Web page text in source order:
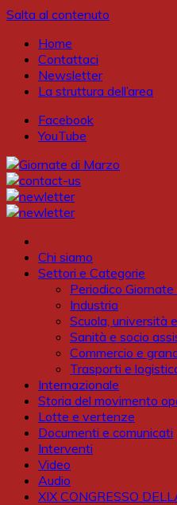
Salta al contenuto
Home
Contattaci
Newsletter
La struttura dell’area
Facebook
YouTube
Chi siamo
Settori e Categorie
Periodico
Industria
Scuola, università
Sanità e socio
Commercio e
Trasporti e
Internazionale
Storia del movimento
Lotte e vertenze
Documenti e comunicati
Interventi
Video
Audio
XIX CONGRESSO